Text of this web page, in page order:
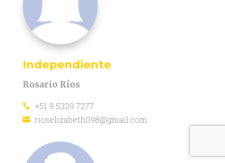
Independiente
Rosario Ríos
 +51 9 5329 7277
 rioselizabeth098@gmail.com